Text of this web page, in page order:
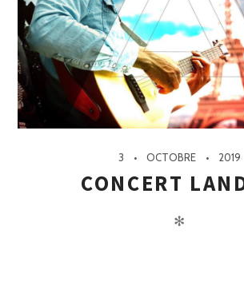
3 OCTOBRE 2019
CONCERT
✻